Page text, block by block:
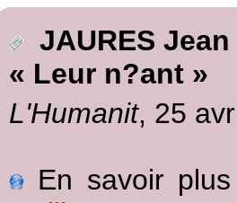
JAURES Jean
« Leur n?ant »
L'Humanit, 25
En savoir